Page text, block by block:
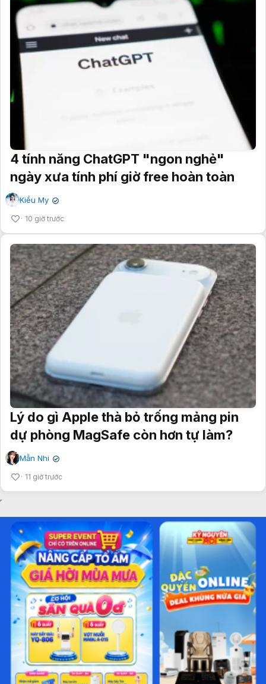
4 tính năng ChatGPT "ngon nghẻ"
ngày xưa tính phí giờ free hoàn toàn
Kiều My ✔
10 giờ trước
Lý do gì Apple thà bỏ trống mảng pin
dự phòng MagSafe còn hơn tự làm?
Mẫn Nhi ✔
11 giờ trước